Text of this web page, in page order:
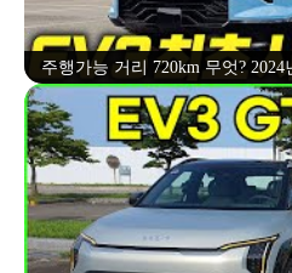
주행가능 거리 720km 무엇?
GT라인 풀옵 시승기 이